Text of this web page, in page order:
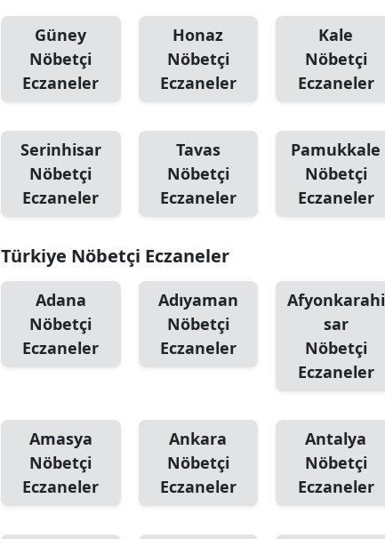
Güney
Nöbetçi
Eczaneler
Honaz
Nöbetçi
Eczaneler
Kale
Nöbetçi
Eczaneler
Serinhisar
Nöbetçi
Eczaneler
Tavas
Nöbetçi
Eczaneler
Pamukkale
Nöbetçi
Eczaneler
Türkiye Nöbetçi Eczaneler
Adana
Nöbetçi
Eczaneler
Adıyaman
Nöbetçi
Eczaneler
Afyonkarahi
sar
Nöbetçi
Eczaneler
Amasya
Nöbetçi
Eczaneler
Ankara
Nöbetçi
Eczaneler
Antalya
Nöbetçi
Eczaneler